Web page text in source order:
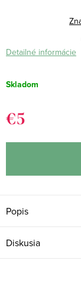
Detailné informácie
Skladom
€5
cena:
Popis
Diskusia